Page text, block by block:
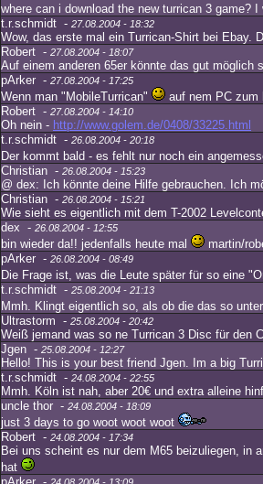
where can i download the new turrican 3 game? I
t.r.schmidt - 27.08.2004 - 18:32
Wow, das erste mal ein Turrican-Shirt bei Ebay.
Robert - 27.08.2004 - 18:07
Auf einem anderen 65er könnte das gut möglich
pArker - 27.08.2004 - 17:25
Wenn man "MobileTurrican"
auf nem PC zum
Robert - 27.08.2004 - 14:10
Oh nein - http://www.golem.de/0408/33225.html
t.r.schmidt - 26.08.2004 - 20:18
Der kommt bald - es fehlt nur noch ein
Christian - 26.08.2004 - 15:23
@ dex: Ich könnte deine Hilfe gebrauchen. Ich
Christian - 26.08.2004 - 15:21
Wie sieht es eigentlich mit dem T-2002
dex - 26.08.2004 - 12:55
bin wieder da!! jedenfalls heute mal
martin/
pArker - 26.08.2004 - 08:49
Die Frage ist, was die Leute später für so eine
t.r.schmidt - 25.08.2004 - 21:13
Mmh. Klingt eigentlich so, als ob die das so
Ultrastorm - 25.08.2004 - 20:42
Weiß jemand was so ne Turrican 3 Disc für den
Jgen - 25.08.2004 - 12:27
Hello! This is your best friend Jgen. Im a big
t.r.schmidt - 24.08.2004 - 22:55
Mmh. Köln ist nah, aber 20€ und extra alleine
uncle thor - 24.08.2004 - 18:09
just 3 days to go woot woot woot
Robert - 24.08.2004 - 17:34
Bei uns scheint es nur dem M65 beizuliegen, in
hat